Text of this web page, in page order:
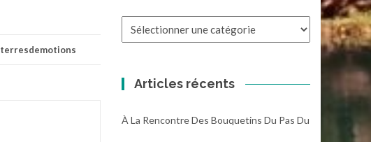
terresdemotions
Articles récents
À La Rencontre Des Bouquetins Du Pas Du